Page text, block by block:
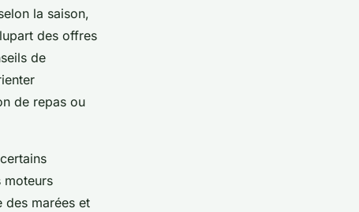
la saison,
des offres
de
de repas ou
moteurs
des marées et